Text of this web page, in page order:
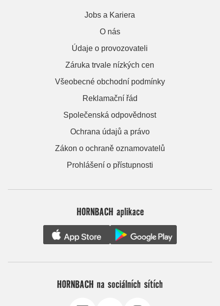
Jobs a Kariera
O nás
Údaje o provozovateli
Záruka trvale nízkých cen
Všeobecné obchodní podmínky
Reklamační řád
Společenská odpovědnost
Ochrana údajů a právo
Zákon o ochraně oznamovatelů
Prohlášení o přístupnosti
HORNBACH aplikace
HORNBACH na sociálních sítích